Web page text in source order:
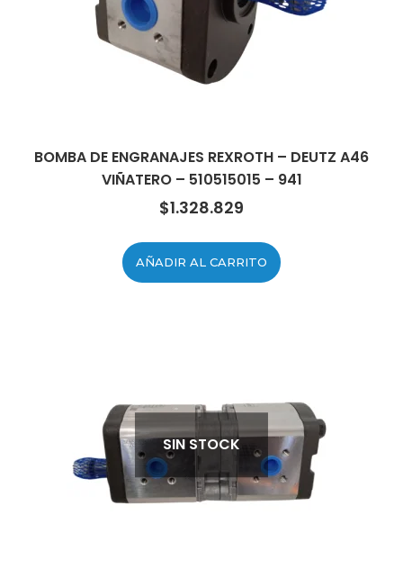
BOMBA DE ENGRANAJES REXROTH – DEUTZ A46
VIÑATERO – 510515015 – 941
$1.328.829
AÑADIR AL CARRITO
SIN STOCK